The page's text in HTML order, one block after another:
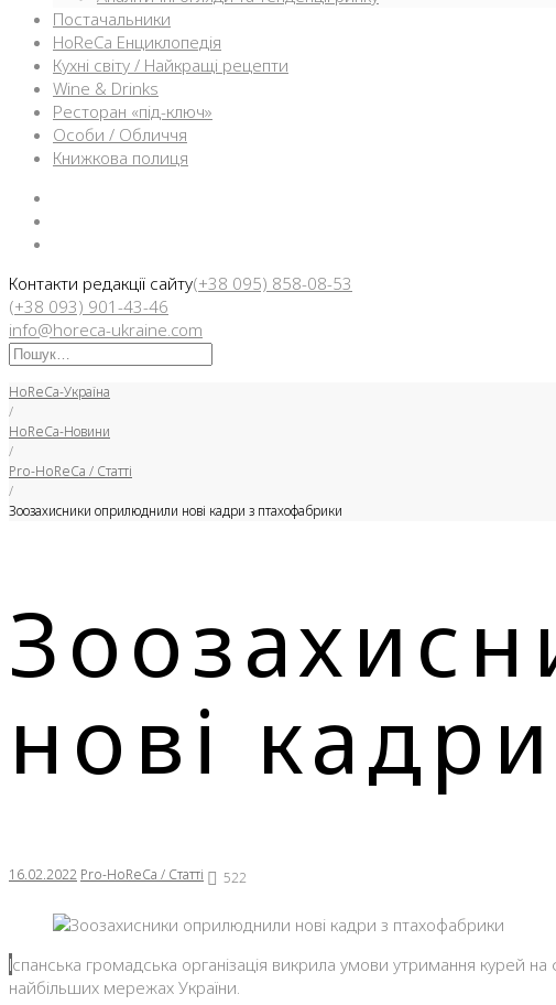
Постачальники
HoReCa Енциклопедія
Кухні світу / Найкращі рецепти
Wine & Drinks
Ресторан «під-ключ»
Особи / Обличчя
Книжкова полиця
Контакти редакції сайту(+38 095) 858-08-53
(+38 093) 901-43-46
info@horeca-ukraine.com
Искать:
HoReCa-Україна
/
HoReCa-Новини
/
Pro-HoReCa / Статті
/
Зоозахисники оприлюднили нові кадри з птахофабрики
нові
16.02.2022 Pro-HoReCa / Статті 522
Іспанська громадська організація викрила умови утримання курей на фермі, що пов’язана з четвертим за величиною виробником птиці в Європі, який продає свою продукцію в
найбільших мережах України.